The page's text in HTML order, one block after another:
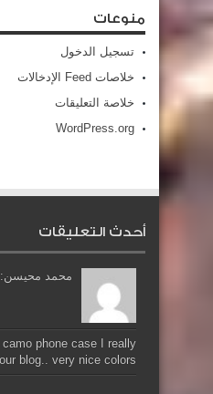
منوعات
تسجيل الدخول
خلاصات Feed الإدخالات
خلاصة التعليقات
WordPress.org
أحدث التعليقات
محمد
phone case I really
blog.. very nice colors...